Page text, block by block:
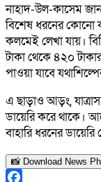
নাহাদ-উল-কাসেম
বিশেষ ধরনের কোনো
কলমেই লেখা যায়।
টাকা থেকে ৪২০
পাওয়া যাবে
এ ছাড়াও আড়ং,
ডায়েরি করে থাকে।
বাহারি ধরনের
📸 Download News